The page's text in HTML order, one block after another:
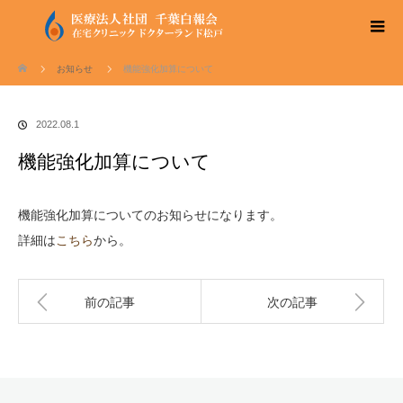
お知らせ
機能強化加算について
2022.08.1
機能強化加算について
機能強化加算についてのお知らせになります。
詳細はこちらから。
前の記事 次の記事